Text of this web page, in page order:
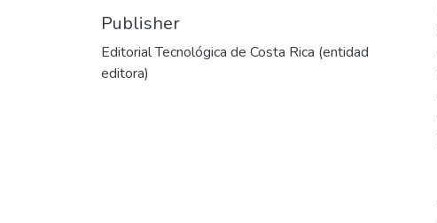
Publisher
Editorial Tecnológica de Costa Rica (entidad
editora)